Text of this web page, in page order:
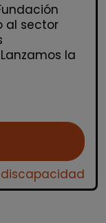
al sector
la